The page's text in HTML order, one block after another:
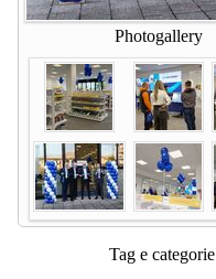
Photogallery
Tag e categorie